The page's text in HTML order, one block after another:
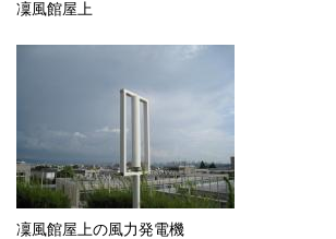
凜風館屋上
凜風館屋上の風力発電機